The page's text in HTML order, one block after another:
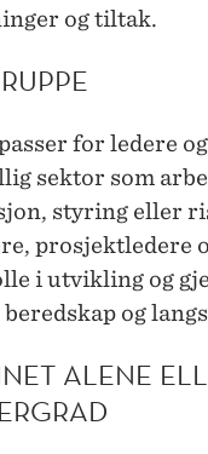
og tiltak.
for ledere
sektor som
styring eller
prosjektledere
i utvikling og
og
ALENE